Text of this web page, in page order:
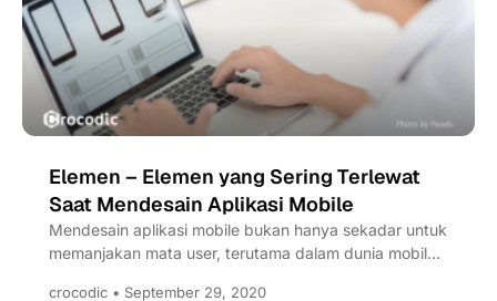
Elemen – Elemen yang Sering Terlewat
Saat Mendesain Aplikasi Mobile
Mendesain aplikasi mobile bukan hanya sekadar untuk
memanjakan mata user, terutama dalam dunia mobile
crocodic • September 29, 2020